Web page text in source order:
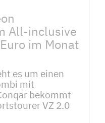
All-inclusive
im Monat
es um einen
mit
bekommt
VZ 2.0